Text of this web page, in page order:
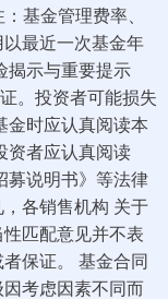
费率、
最近一次基金年
揭示与重要提示
。投资者可能损失
时应认真阅读本
者应认真阅读
书》等法律
各销售机构 关于
匹配意见并不表
保证。 基金合同
考虑因素不同而